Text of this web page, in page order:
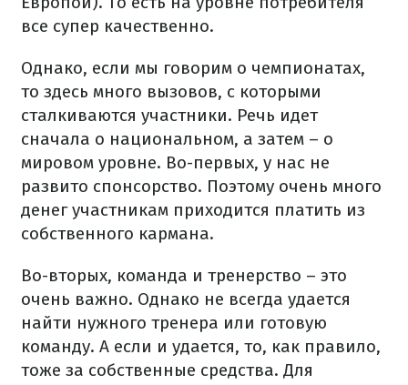
все супер качественно.
Однако, если мы говорим о чемпионатах,
то здесь много вызовов, с которыми
сталкиваются участники. Речь идет
сначала о национальном, а затем – о
мировом уровне. Во-первых, у нас не
развито спонсорство. Поэтому очень много
денег участникам приходится платить из
собственного кармана.
Во-вторых, команда и тренерство – это
очень важно. Однако не всегда удается
найти нужного тренера или готовую
команду. А если и удается, то, как правило,
тоже за собственные средства. Для